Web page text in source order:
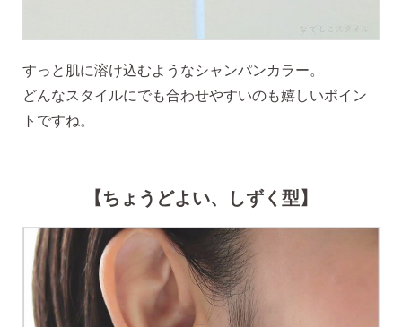
季節ごとにリボンのカラーが変わる「特性ピアスケース」
すっと肌に溶け込むようなシャンパンカラー。
どんなスタイルにでも合わせやすいのも嬉しいポイン
トですね。
【ちょうどよい、しずく型】